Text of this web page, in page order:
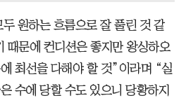
원하는 흐름으로 잘 풀린 것 같
때문에 컨디션은 좋지만 왕싱하오
최선을 다해야 할 것”이라며 “실
수에 당할 수도 있으니 당황하지